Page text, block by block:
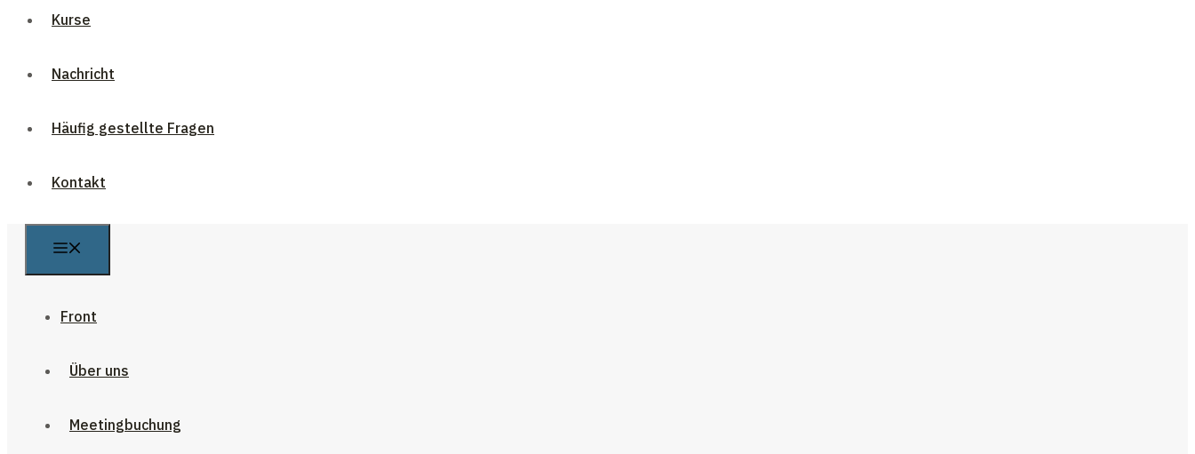
Kurse
Nachricht
Häufig gestellte Fragen
Kontakt
Front
Über uns
Meetingbuchung